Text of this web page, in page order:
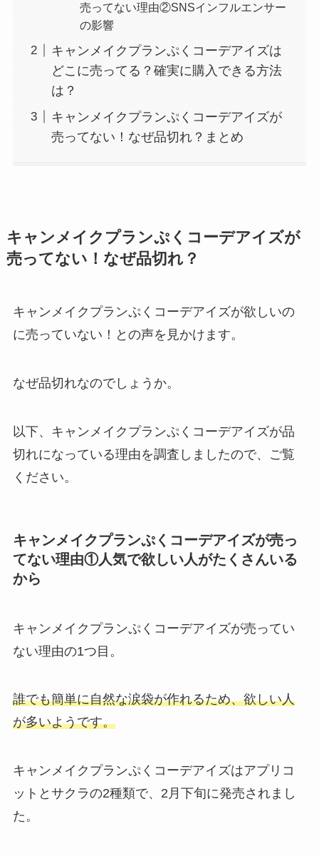
売ってない理由②SNSインフルエンサー
の影響
キャンメイクプランぷくコーデアイズは
どこに売ってる？確実に購入できる方法
は？
キャンメイクプランぷくコーデアイズが
売ってない！なぜ品切れ？まとめ
キャンメイクプランぷくコーデアイズが
売ってない！なぜ品切れ？
キャンメイクプランぷくコーデアイズが欲しいの
に売っていない！との声を見かけます。
なぜ品切れなのでしょうか。
以下、キャンメイクプランぷくコーデアイズが品
切れになっている理由を調査しましたので、ご覧
ください。
キャンメイクプランぷくコーデアイズが売っ
てない理由①人気で欲しい人がたくさんいる
から
キャンメイクプランぷくコーデアイズが売ってい
ない理由の1つ目。
誰でも簡単に自然な涙袋が作れるため、欲しい人
が多いようです。
キャンメイクプランぷくコーデアイズはアプリコ
ットとサクラの2種類で、2月下旬に発売されまし
た。